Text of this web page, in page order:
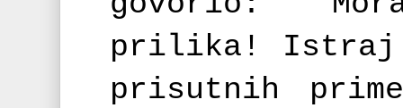
prilika! Istraj!"
prisutnih